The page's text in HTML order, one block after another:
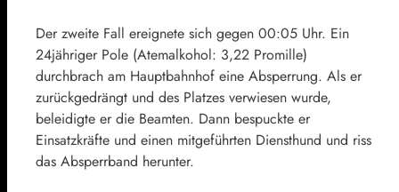
Der zweite Fall ereignete sich gegen 00:05 Uhr. Ein
24jähriger Pole (Atemalkohol: 3,22 Promille)
durchbrach am Hauptbahnhof eine Absperrung. Als er
zurückgedrängt und des Platzes verwiesen wurde,
beleidigte er die Beamten. Dann bespuckte er
Einsatzkräfte und einen mitgeführten Diensthund und riss
das Absperrband herunter.